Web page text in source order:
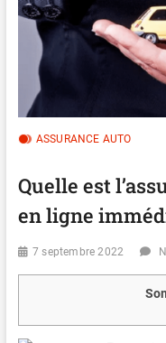
ASSURANCE AUTO
Quelle est
en ligne
7 septembre 2022